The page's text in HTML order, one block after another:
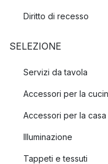
Diritto di recesso
SELEZIONE
Servizi da tavola
Accessori per la
Accessori per la casa
Illuminazione
Tappeti e tessuti